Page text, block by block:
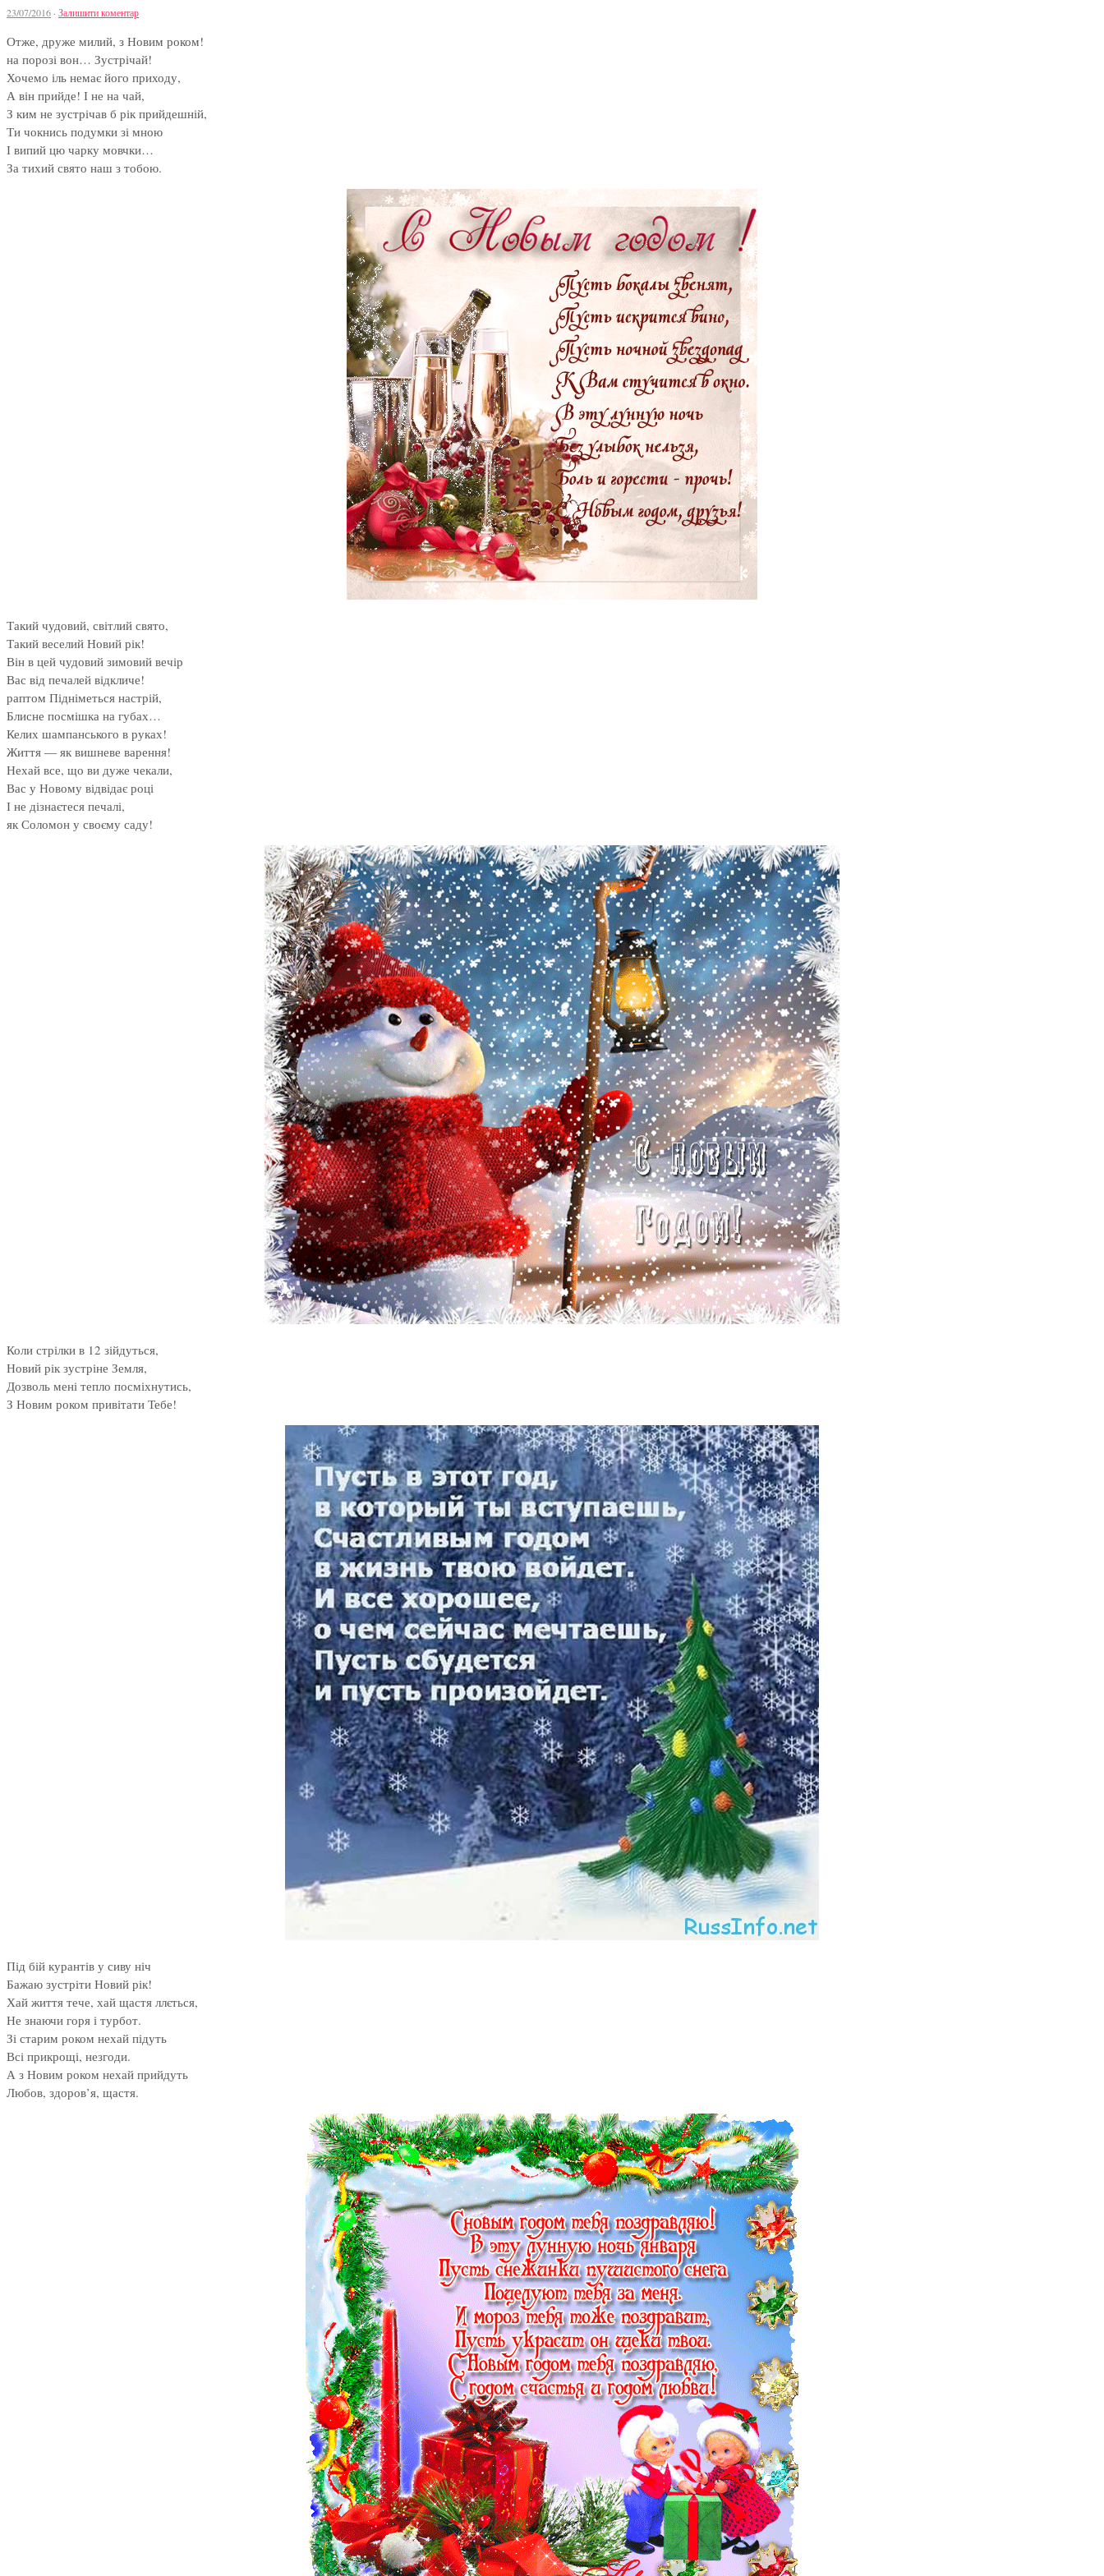
23/07/2016 · Залишити коментар
Отже, друже милий, з Новим роком!
на порозі вон… Зустрічай!
Хочемо іль немає його приходу,
А він прийде! І не на чай,
З ким не зустрічав б рік прийдешній,
Ти чокнись подумки зі мною
І випий цю чарку мовчки…
За тихий свято наш з тобою.
Такий чудовий, світлий свято,
Такий веселий Новий рік!
Він в цей чудовий зимовий вечір
Вас від печалей відкличе!
раптом Підніметься настрій,
Блисне посмішка на губах…
Келих шампанського в руках!
Життя — як вишневе варення!
Нехай все, що ви дуже чекали,
Вас у Новому відвідає році
І не дізнаєтеся печалі,
як Соломон у своєму саду!
Коли стрілки в 12 зійдуться,
Новий рік зустріне Земля,
Дозволь мені тепло посміхнутись,
З Новим роком привітати Тебе!
Під бій курантів у сиву ніч
Бажаю зустріти Новий рік!
Хай життя тече, хай щастя ллється,
Не знаючи горя і турбот.
Зі старим роком нехай підуть
Всі прикрощі, незгоди.
А з Новим роком нехай прийдуть
Любов, здоров’я, щастя.